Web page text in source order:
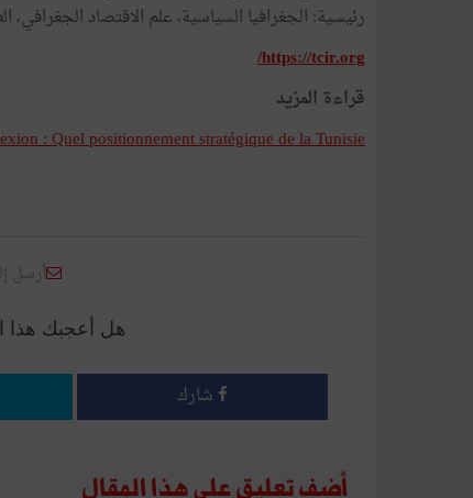
رئيسية: الجغرافيا السياسية، علم الاقتصاد الجغرافي،
https://tcir.org/
قراءة المزيد
: Quel positionnement stratégique de la Tunisie
أرسل
هل أعجبك هذا
شارك
أضف تعليق على هذا المقال